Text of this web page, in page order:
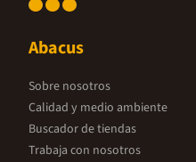
Abacus
Sobre nosotros
Calidad y medio ambiente
Buscador de tiendas
Trabaja con nosotros